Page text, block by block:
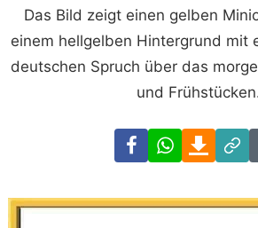
Das Bild zeigt einen gelben
einem hellgelben Hintergrund mit
deutschen Spruch über das
und
FacebookWhatsApp
Link